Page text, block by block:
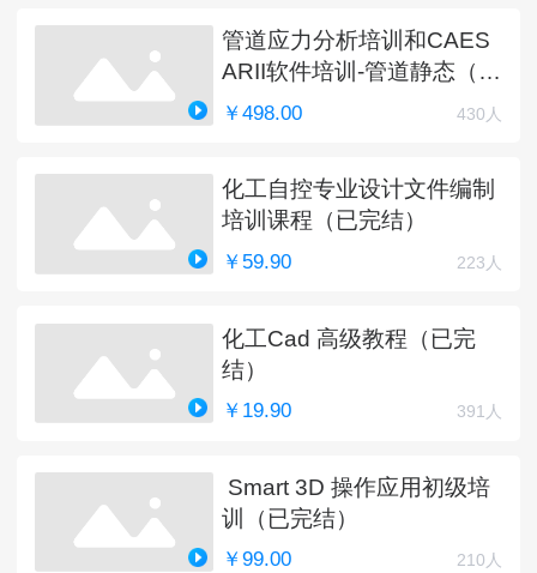
管道应力分析培训和CAES
ARII软件培训-管道静态（完
结）
￥498.00 430人
化工自控专业设计文件编制
培训课程（已完结）
￥59.90 223人
化工Cad 高级教程（已完
结）
￥19.90 391人
Smart 3D 操作应用初级培
训（已完结）
￥99.00 210人